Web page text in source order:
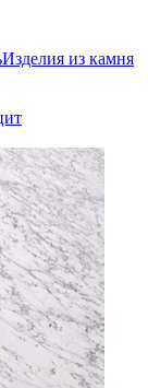
Изделия из камня